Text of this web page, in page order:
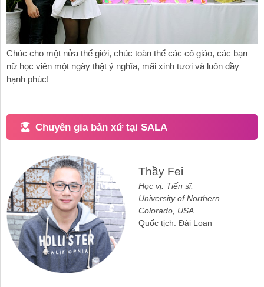
Chúc cho một nửa thế giới, chúc toàn thể các cô giáo, các bạn
nữ học viên một ngày thật ý nghĩa, mãi xinh tươi và luôn đầy
hạnh phúc!
Chuyên gia bản xứ tại SALA
Thầy Fei
Học vị: Tiến sĩ.
University of Northern
Colorado, USA.
Quốc tịch: Đài Loan